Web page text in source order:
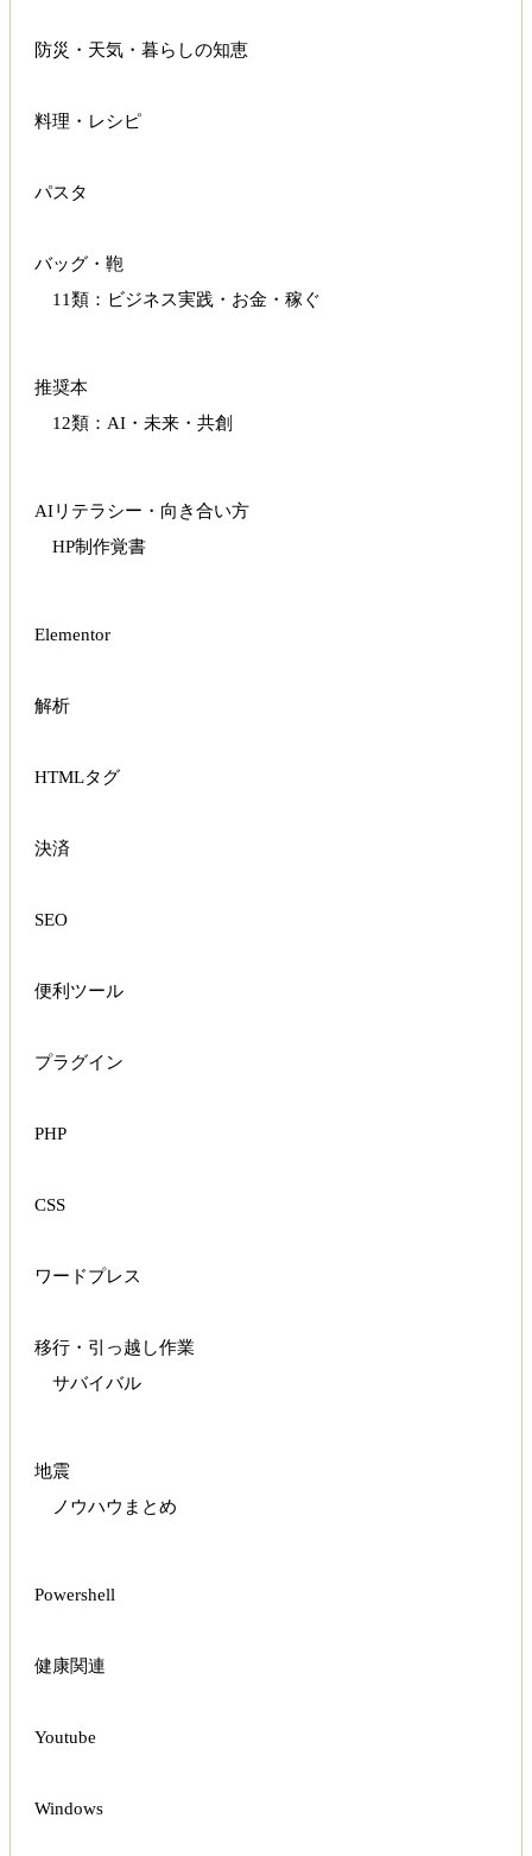
防災・天気・暮らしの知恵
料理・レシピ
パスタ
バッグ・鞄
11類：ビジネス実践・お金・稼ぐ
推奨本
12類：AI・未来・共創
AIリテラシー・向き合い方
HP制作覚書
Elementor
解析
HTMLタグ
決済
SEO
便利ツール
プラグイン
PHP
CSS
ワードプレス
移行・引っ越し作業
サバイバル
地震
ノウハウまとめ
Powershell
健康関連
Youtube
Windows